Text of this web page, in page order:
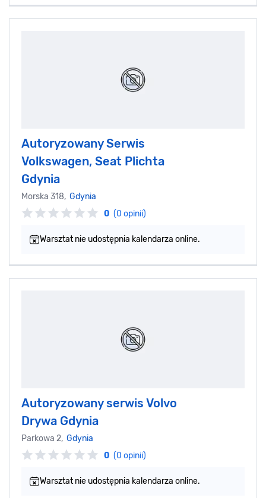
Autoryzowany Serwis
Volkswagen, Seat Plichta
Gdynia
Morska 318, Gdynia
0 (0 opinii)
Warsztat nie udostępnia kalendarza online.
Autoryzowany serwis Volvo
Drywa Gdynia
Parkowa 2, Gdynia
0 (0 opinii)
Warsztat nie udostępnia kalendarza online.